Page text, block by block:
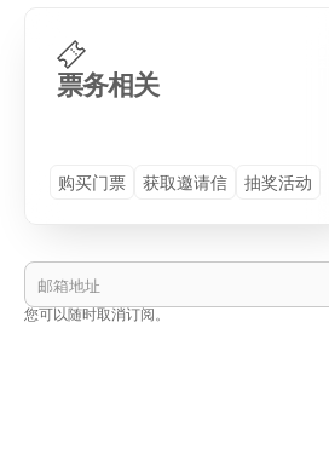
票务相关
购买门票 获取邀请信 抽奖活动
您可以随时取消订阅。
Site Map
首页
合作企业
活动场地
プロ
周边
查看